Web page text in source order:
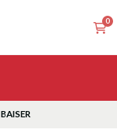
0
BAISER